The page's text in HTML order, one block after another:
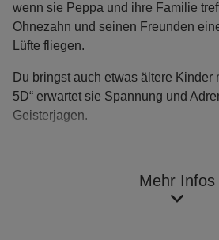
wenn sie Peppa und ihre Familie
Ohnezahn und seinen Freunden
Lüfte fliegen.
Du bringst auch etwas ältere Kinder
5D“ erwartet sie Spannung und
Geisterjagen.
Mehr Infos